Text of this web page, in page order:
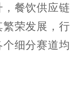
餐饮供应链
荣发展，行
细分赛道均